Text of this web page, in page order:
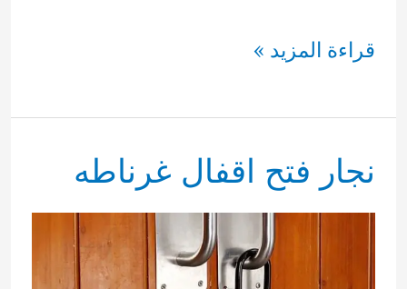
نجار
اقفال
الزهراء
قراءة المزيد »
نجار فتح اقفال غرناطه